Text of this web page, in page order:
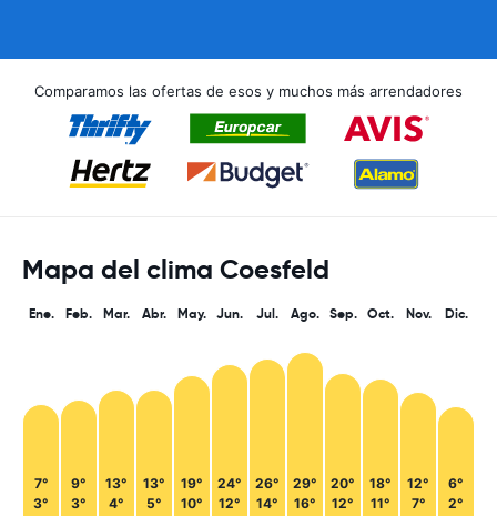
Comparamos las ofertas de esos y muchos más arrendadores
Mapa del clima Coesfeld
Ene.
7°
3°
Feb.
9°
3°
Mar.
13°
4°
Abr.
13°
5°
May.
19°
10°
Jun.
24°
12°
Jul.
26°
14°
Ago.
29°
16°
Sep.
20°
12°
Oct.
18°
11°
Nov.
12°
7°
Dic.
6°
2°